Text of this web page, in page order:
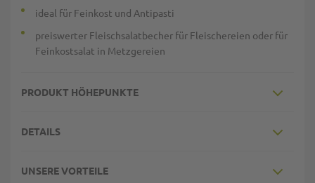
ideal für Feinkost und Antipasti
preiswerter Fleischsalatbecher für Fleischereien oder für
Feinkostsalat in Metzgereien
PRODUKT HÖHEPUNKTE
DETAILS
UNSERE VORTEILE